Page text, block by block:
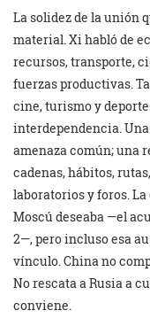
La solidez de la unión
material. Xi habló de
recursos, transporte,
fuerzas productivas.
cine, turismo y
interdependencia.
amenaza común; una
cadenas, hábitos,
laboratorios y foros.
Moscú deseaba —el
2—, pero incluso esa
vínculo. China no
No rescata a Rusia a
conviene.